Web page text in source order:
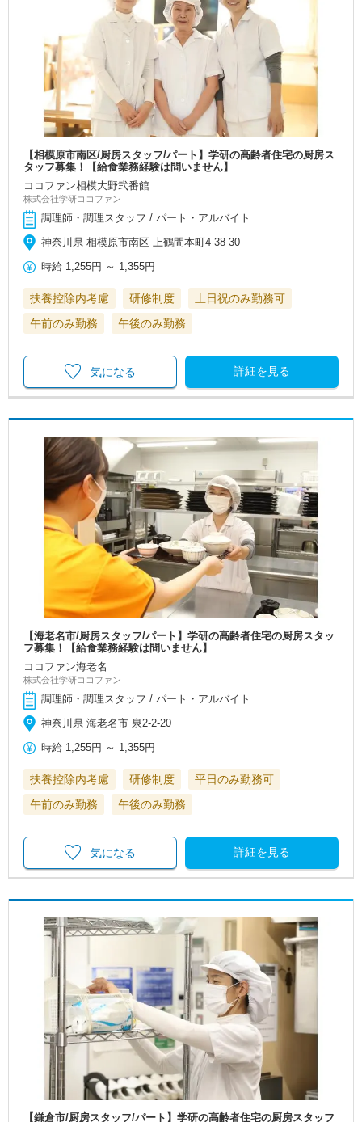
【相模原市南区/厨房スタッフ/パート】学研の高齢者住宅の厨房ス
タッフ募集！【給食業務経験は問いません】
ココファン相模大野弐番館
株式会社学研ココファン
調理師・調理スタッフ / パート・アルバイト
神奈川県 相模原市南区 上鶴間本町4-38-30
時給 1,255円 ～ 1,355円
扶養控除内考慮 研修制度
土日祝のみ勤務可
午前のみ勤務
午後のみ勤務
詳細を見る
気になる
【海老名市/厨房スタッフ/パート】学研の高齢者住宅の厨房スタッ
フ募集！【給食業務経験は問いません】
ココファン海老名
株式会社学研ココファン
調理師・調理スタッフ / パート・アルバイト
神奈川県 海老名市 泉2-2-20
時給 1,255円 ～ 1,355円
扶養控除内考慮 研修制度
平日のみ勤務可
午前のみ勤務
午後のみ勤務
詳細を見る
気になる
【鎌倉市/厨房スタッフ/パート】学研の高齢者住宅の厨房スタッフ